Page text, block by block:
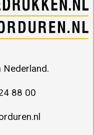
Nederland.
88 00